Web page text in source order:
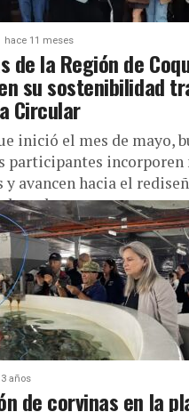
hace 11 meses
de la Región de
su sostenibilidad
Circular
inició el mes de mayo,
participantes incorporen
y avancen hacia el
basados...
años
de corvinas en la